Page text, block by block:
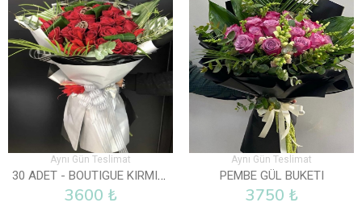
Aynı Gün Teslimat
30 ADET - BOUTIGUE KIRMIZI GÜL BUKETI
3600 ₺
Aynı Gün Teslimat
PEMBE GÜL BUKETI
3750 ₺